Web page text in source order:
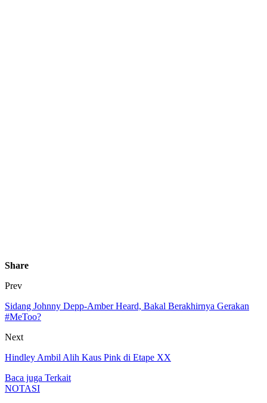
Share
Prev
Sidang Johnny Depp-Amber Heard, Bakal Berakhirnya Gerakan
#MeToo?
Next
Hindley Ambil Alih Kaus Pink di Etape XX
Baca juga Terkait
NOTASI